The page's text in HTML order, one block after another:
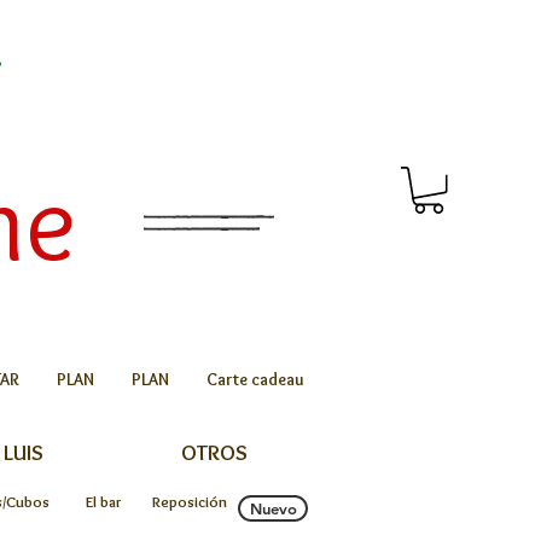
PLAN PLAN Carte cadeau
OTROS
Cubos El bar Reposición Nuevo